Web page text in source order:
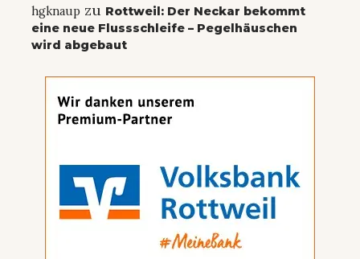
hgknaup zu Rottweil: Der Neckar bekommt
eine neue Flussschleife – Pegelhäuschen
wird abgebaut